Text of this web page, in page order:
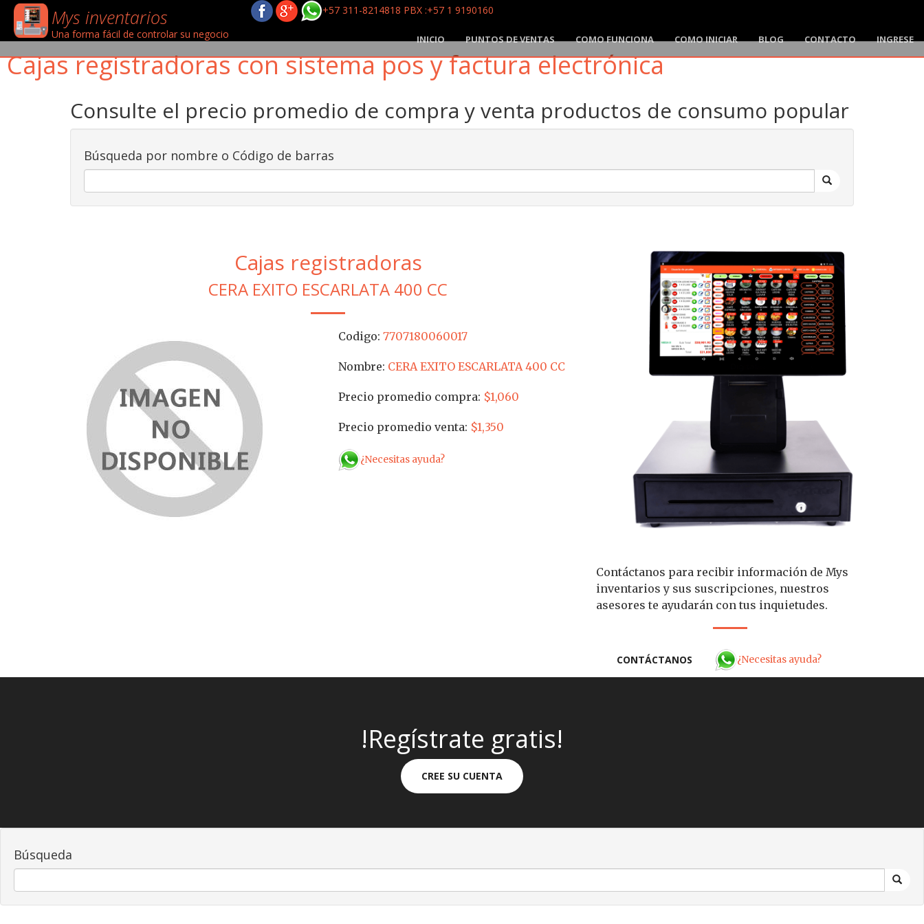
Mys inventarios
Una forma fácil de controlar su negocio
+57 311-8214818 PBX :+57 1 9190160
INICIO PUNTOS DE VENTAS COMO FUNCIONA COMO INICIAR BLOG CONTACTO INGRESE
Cajas registradoras con sistema pos y factura electrónica
Consulte el precio promedio de compra y venta productos de consumo popular
Búsqueda por nombre o Código de barras
Cajas registradoras
CERA EXITO ESCARLATA 400 CC
Codigo: 7707180060017
Nombre: CERA EXITO ESCARLATA 400 CC
Precio promedio compra: $1,060
Precio promedio venta: $1,350
¿Necesitas ayuda?
Contáctanos para recibir información de Mys
inventarios y sus suscripciones, nuestros
asesores te ayudarán con tus inquietudes.
CONTÁCTANOS ¿Necesitas ayuda?
!Regístrate gratis!
CREE SU CUENTA
Búsqueda